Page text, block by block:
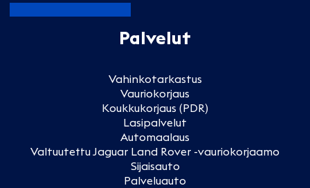
Palvelut
Vahinkotarkastus
Vauriokorjaus
Koukkukorjaus (PDR)
Lasipalvelut
Automaalaus
Valtuutettu Jaguar Land Rover -vauriokorjaamo
Sijaisauto
Palveluauto